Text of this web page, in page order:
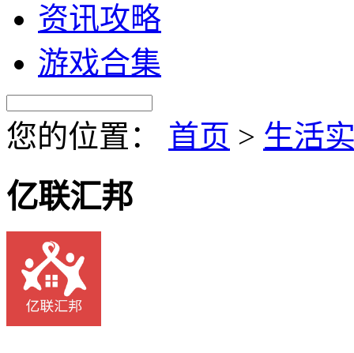
资讯攻略
游戏合集
您的位置： 首页 > 生活
亿联汇邦